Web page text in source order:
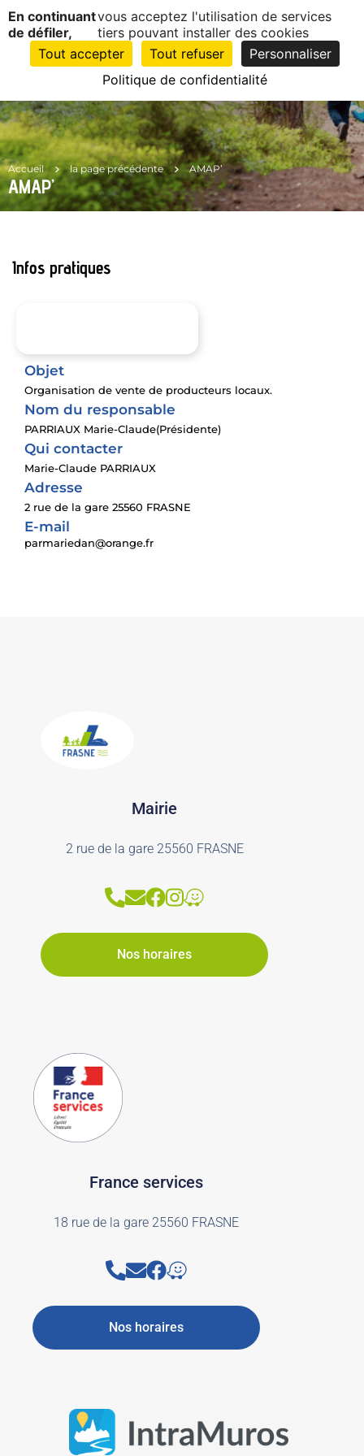
Accueil la page précédente AMAP’
AMAP’
1EN
CLIC
Infos pratiques
Objet
Organisation de vente de producteurs locaux.
Nom du responsable
PARRIAUX Marie-Claude(Présidente)
Qui contacter
Marie-Claude PARRIAUX
Adresse
2 rue de la gare 25560 FRASNE
E-mail
parmariedan@orange.fr
Mairie
2 rue de la gare 25560 FRASNE
Nos horaires
France services
18 rue de la gare 25560 FRASNE
Nos horaires
Panneau de gestion des cookies
En continuant
de défiler,
vous acceptez l'utilisation de services
tiers pouvant installer des cookies
Tout accepter
Tout refuser
Personnaliser
Politique de confidentialité